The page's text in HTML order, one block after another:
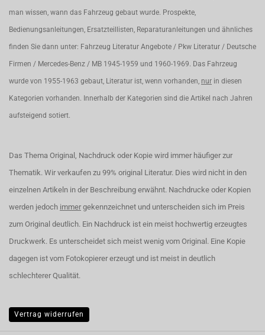
man wissen, wann das Fahrzeug gebaut wurde. Prospekte,
Bedienungsanleitungen, Ersatzteillisten, Reparaturanleitungen und ähnliches
finden Sie dann unter: Fahrzeug Literatur Angebote / Pkw Literatur / Deutsche
Firmen / Mercedes-Benz / MB 1945-1959 und 1960-1969. Das Fahrzeug
wurde von 1955-1963 gebaut, Literatur ist, wenn vorhanden, nur in diesen
Kategorien vorhanden. Innerhalb der Kategorien sind die Artikel nach Jahren
aufsteigend sotiert.
Das Thema Original, Nachdruck oder Kopie wird immer häufiger zur
Thematik. Wir verkaufen zu 99% original Literatur. Dies wird nicht in den
einzelnen Artikeln in der Beschreibung erwähnt. Nachdrucke oder Kopien
werden jedoch immer gekennzeichnet und unterscheiden sich im Preis
zum Original deutlich. Ein Nachdruck ist ein meist hochwertig erzeugtes
Druckwerk. Es unterscheidet sich meist wenig vom Original. Eine Kopie
dagegen ist vom Fotokopierer erzeugt und ist meist in deutlich
schlechterer Qualität.
Vertrag widerrufen